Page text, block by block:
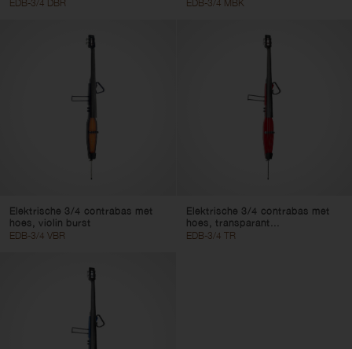
EDB-3/4 DBR
EDB-3/4 MBK
Elektrische 3/4 contrabas met
hoes, violin burst
EDB-3/4 VBR
Elektrische 3/4 contrabas met
hoes, transparant...
EDB-3/4 TR